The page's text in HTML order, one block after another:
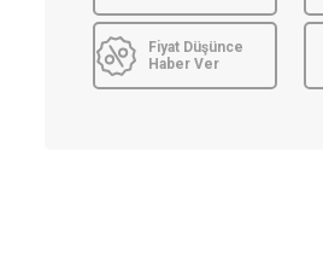
Fiyat Düşünce
Haber Ver